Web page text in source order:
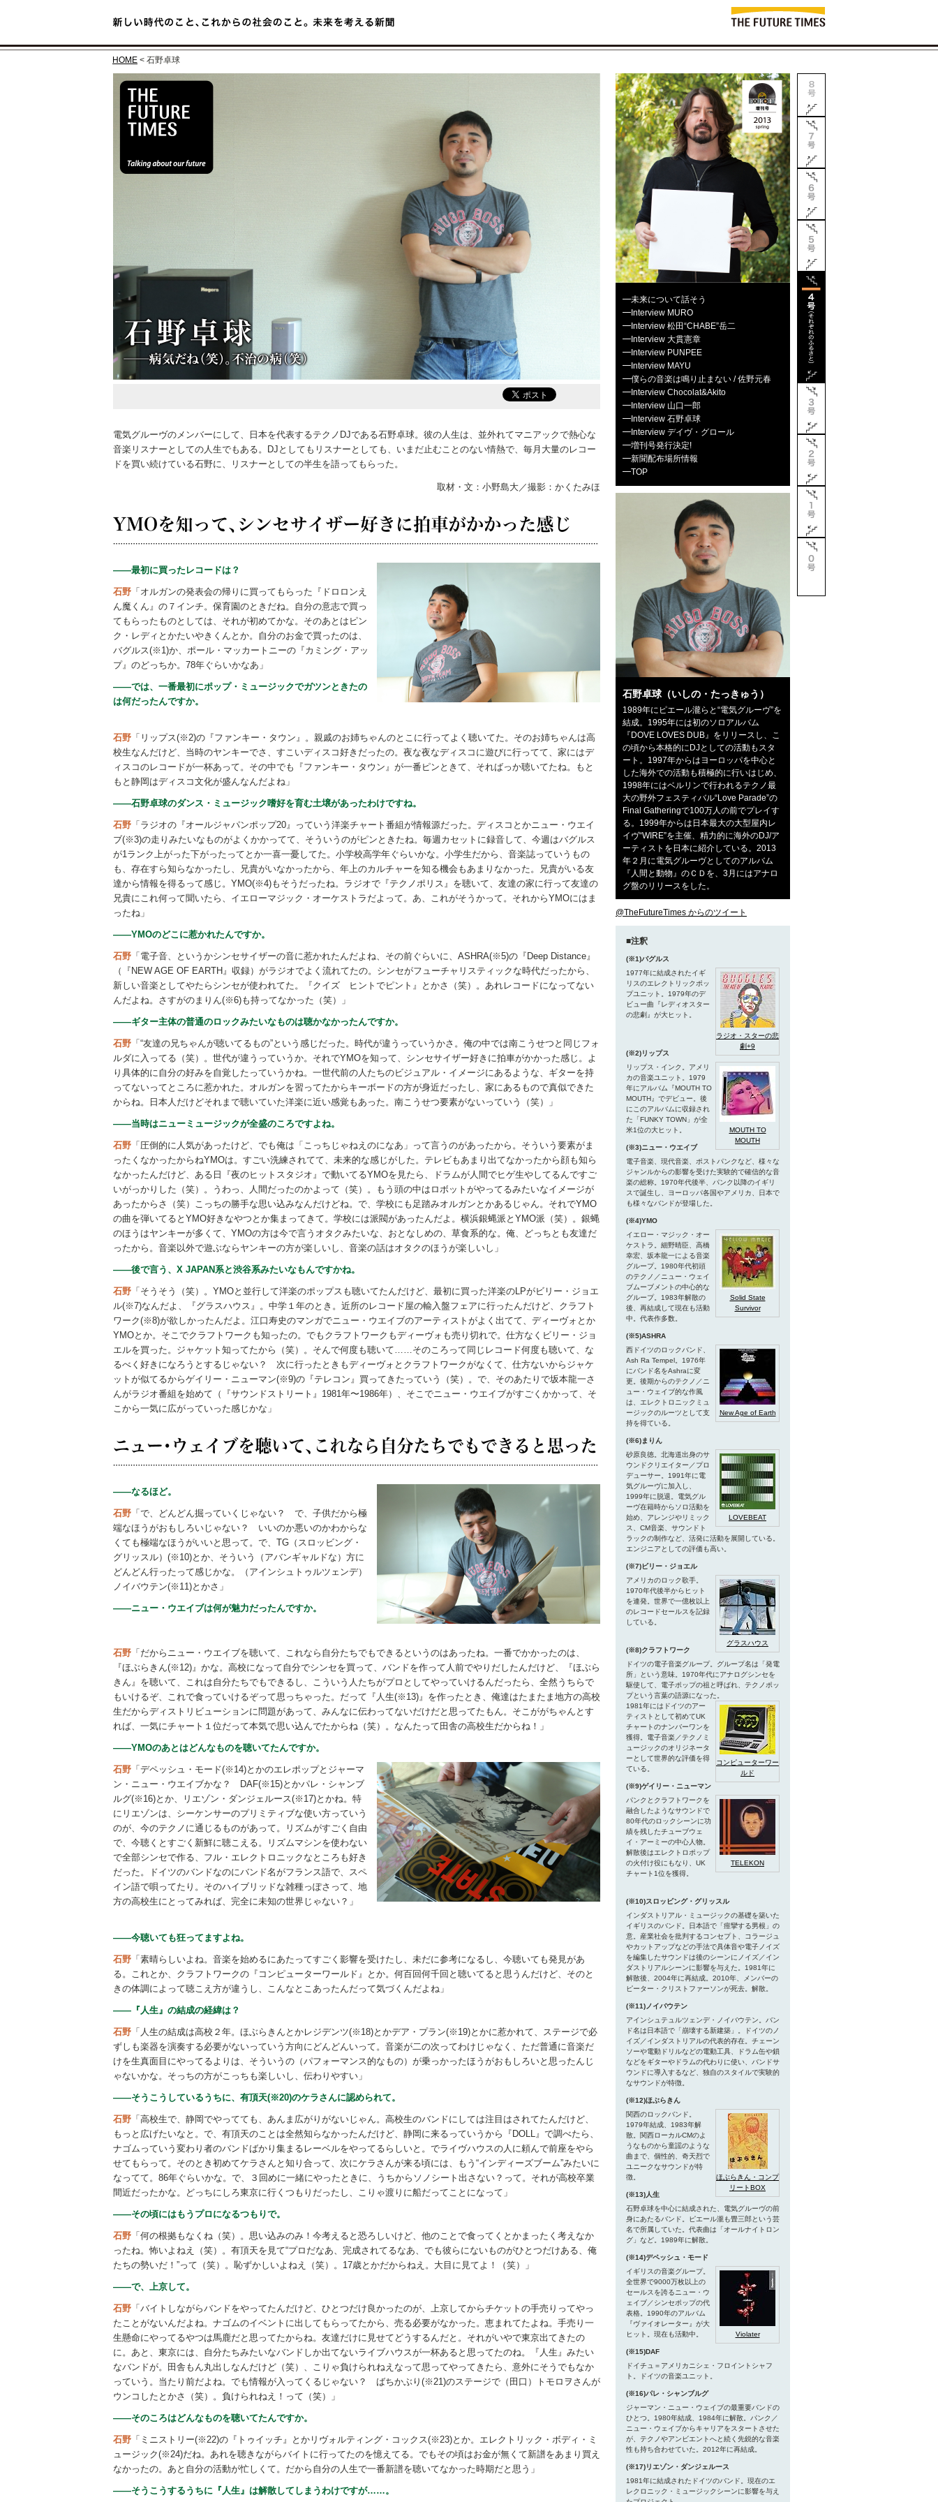
HOME < 石野卓球
電気グルーヴのメンバーにして、日本を代表するテクノDJである石野卓球。彼の人生は、並外れてマニアックで熱心な
音楽リスナーとしての人生でもある。DJとしてもリスナーとしても、いまだ止むことのない情熱で、毎月大量のレコー
ドを買い続けている石野に、リスナーとしての半生を語ってもらった。
取材・文：小野島大／撮影：かくたみほ
――最初に買ったレコードは？
石野 「オルガンの発表会の帰りに買ってもらった『ドロロンえ
ん魔くん』の７インチ。保育園のときだね。自分の意志で買っ
てもらったものとしては、それが初めてかな。そのあとはピン
ク・レディとかたいやきくんとか。自分のお金で買ったのは、
バグルス(※1)か、ポール・マッカートニーの『カミング・アッ
プ』のどっちか。78年ぐらいかなあ」
――では、一番最初にポップ・ミュージックでガツンときたの
は何だったんですか。
石野 「リップス(※2)の『ファンキー・タウン』。親戚のお姉ちゃんのとこに行ってよく聴いてた。そのお姉ちゃんは高
校生なんだけど、当時のヤンキーでさ、すこいディスコ好きだったの。夜な夜なディスコに遊びに行ってて、家にはデ
ィスコのレコードが一杯あって。その中でも『ファンキー・タウン』が一番ピンときて、そればっか聴いてたね。もと
もと静岡はディスコ文化が盛んなんだよね」
――石野卓球のダンス・ミュージック嗜好を育む土壌があったわけですね。
石野 「ラジオの『オールジャパンポップ20』っていう洋楽チャート番組が情報源だった。ディスコとかニュー・ウエイ
ブ(※3)の走りみたいなものがよくかかってて、そういうのがピンときたね。毎週カセットに録音して、今週はバグルス
が1ランク上がった下がったってとか一喜一憂してた。小学校高学年ぐらいかな。小学生だから、音楽誌っていうもの
も、存在すら知らなかったし、兄貴がいなかったから、年上のカルチャーを知る機会もあまりなかった。兄貴がいる友
達から情報を得るって感じ。YMO(※4)もそうだったね。ラジオで『テクノポリス』を聴いて、友達の家に行って友達の
兄貴にこれ何って聞いたら、イエローマジック・オーケストラだよって。あ、これがそうかって。それからYMOにはま
ったね」
――YMOのどこに惹かれたんですか。
石野 「電子音、というかシンセサイザーの音に惹かれたんだよね、その前ぐらいに、ASHRA(※5)の『Deep Distance』
（『NEW AGE OF EARTH』収録）がラジオでよく流れてたの。シンセがフューチャリスティックな時代だったから、
新しい音楽としてやたらシンセが使われてた。『クイズ ヒントでピント』とかさ（笑）。あれレコードになってない
んだよね。さすがのまりん(※6)も持ってなかった（笑）」
――ギター主体の普通のロックみたいなものは聴かなかったんですか。
石野 「“友達の兄ちゃんが聴いてるもの”という感じだった。時代が違うっていうかさ。俺の中では南こうせつと同じフォ
ルダに入ってる（笑）。世代が違うっていうか。それでYMOを知って、シンセサイザー好きに拍車がかかった感じ。よ
り具体的に自分の好みを自覚したっていうかね。一世代前の人たちのビジュアル・イメージにあるような、ギターを持
ってないってところに惹かれた。オルガンを習ってたからキーボードの方が身近だったし、家にあるもので真似できた
からね。日本人だけどそれまで聴いていた洋楽に近い感覚もあった。南こうせつ要素がないっていう（笑）」
――当時はニューミュージックが全盛のころですよね。
石野 「圧倒的に人気があったけど、でも俺は「こっちじゃねえのになあ」って言うのがあったから。そういう要素がま
ったくなかったからねYMOは。すごい洗練されてて、未来的な感じがした。テレビもあまり出てなかったから顔も知ら
なかったんだけど、ある日『夜のヒットスタジオ』で動いてるYMOを見たら、ドラムが人間でヒゲ生やしてるんですご
いがっかりした（笑）。うわっ、人間だったのかよって（笑）。もう頭の中はロボットがやってるみたいなイメージが
あったからさ（笑）こっちの勝手な思い込みなんだけどね。で、学校にも足踏みオルガンとかあるじゃん。それでYMO
の曲を弾いてるとYMO好きなやつとか集まってきて。学校には派閥があったんだよ。横浜銀蝿派とYMO派（笑）。銀蝿
のほうはヤンキーが多くて、YMOの方は今で言うオタクみたいな、おとなしめの、草食系的な。俺、どっちとも友達だ
ったから。音楽以外で遊ぶならヤンキーの方が楽しいし、音楽の話はオタクのほうが楽しいし」
――後で言う、X JAPAN系と渋谷系みたいなもんですかね。
石野 「そうそう（笑）。YMOと並行して洋楽のポップスも聴いてたんだけど、最初に買った洋楽のLPがビリー・ジョエ
ル(※7)なんだよ、『グラスハウス』。中学１年のとき。近所のレコード屋の輸入盤フェアに行ったんだけど、クラフト
ワーク(※8)が欲しかったんだよ。江口寿史のマンガでニュー・ウエイブのアーティストがよく出てて、ディーヴォとか
YMOとか。そこでクラフトワークも知ったの。でもクラフトワークもディーヴォも売り切れで。仕方なくビリー・ジョ
エルを買った。ジャケット知ってたから（笑）。そんで何度も聴いて……そのころって同じレコード何度も聴いて、な
るべく好きになろうとするじゃない？ 次に行ったときもディーヴォとクラフトワークがなくて、仕方ないからジャケ
ットが似てるからゲイリー・ニューマン(※9)の『テレコン』買ってきたっていう（笑）。で、そのあたりで坂本龍一さ
んがラジオ番組を始めて（『サウンドストリート』1981年〜1986年）、そこでニュー・ウエイブがすごくかかって、そ
こから一気に広がっていった感じかな」
――なるほど。
石野 「で、どんどん掘っていくじゃない？ で、子供だから極
端なほうがおもしろいじゃない？ いいのか悪いのかわからな
くても極端なほうがいいと思って。で、TG（スロッビング・
グリッスル）(※10)とか、そういう（アバンギャルドな）方に
どんどん行ったって感じかな。（アインシュトゥルツェンデ）
ノイバウテン(※11)とかさ」
――ニュー・ウエイブは何が魅力だったんですか。
石野 「だからニュー・ウエイブを聴いて、これなら自分たちでもできるというのはあったね。一番でかかったのは、
『ほぶらきん(※12)』かな。高校になって自分でシンセを買って、バンドを作って人前でやりだしたんだけど、『ほぶら
きん』を聴いて、これは自分たちでもできるし、こういう人たちがプロとしてやっていけるんだったら、全然うちらで
もいけるぞ、これで食っていけるぞって思っちゃった。だって『人生(※13)』を作ったとき、俺達はたまたま地方の高校
生だからディストリビューションに問題があって、みんなに伝わってないだけだと思ってたもん。そこががちゃんとす
れば、一気にチャート１位だって本気で思い込んでたからね（笑）。なんたって田舎の高校生だからね！」
――YMOのあとはどんなものを聴いてたんですか。
石野 「デペッシュ・モード(※14)とかのエレポップとジャーマ
ン・ニュー・ウエイブかな？ DAF(※15)とかパレ・シャンブ
ルグ(※16)とか、リエゾン・ダンジェルース(※17)とかね。特
にリエゾンは、シーケンサーのプリミティブな使い方っていう
のが、今のテクノに通じるものがあって。リズムがすごく自由
で、今聴くとすごく新鮮に聴こえる。リズムマシンを使わない
で全部シンセで作る、フル・エレクトロニックなところも好き
だった。ドイツのバンドなのにバンド名がフランス語で、スペ
イン語で唄ってたり。そのハイブリッドな雑種っぽさって、地
方の高校生にとってみれば、完全に未知の世界じゃない？」
――今聴いても狂ってますよね。
石野 「素晴らしいよね。音楽を始めるにあたってすごく影響を受けたし、未だに参考になるし、今聴いても発見があ
る。これとか、クラフトワークの『コンピューターワールド』とか。何百回何千回と聴いてると思うんだけど、そのと
きの体調によって聴こえ方が違うし、こんなとこあったんだって気づくんだよね」
――『人生』の結成の経緯は？
石野 「人生の結成は高校２年。ほぶらきんとかレジデンツ(※18)とかデア・プラン(※19)とかに惹かれて、ステージで必
ずしも楽器を演奏する必要がないっていう方向にどんどんいって。音楽が二の次ってわけじゃなく、ただ普通に音楽だ
けを生真面目にやってるよりは、そういうの（パフォーマンス的なもの）が乗っかったほうがおもしろいと思ったんじ
ゃないかな。そっちの方がこっちも楽しいし、伝わりやすい」
――そうこうしているうちに、有頂天(※20)のケラさんに認められて。
石野 「高校生で、静岡でやってても、あんま広がりがないじゃん。高校生のバンドにしては注目はされてたんだけど、
もっと広げたいなと。で、有頂天のことは全然知らなかったんだけど、静岡に来るっていうから『DOLL』で調べたら、
ナゴムっていう変わり者のバンドばかり集まるレーベルをやってるらしいと。でライヴハウスの人に頼んで前座をやら
せてもらって。そのとき初めてケラさんと知り合って、次にケラさんが来る頃には、もう“インディーズブーム”みたいに
なってて。86年ぐらいかな。で、３回めに一緒にやったときに、うちからソノシート出さない？って。それが高校卒業
間近だったかな。どっちにしろ東京に行くつもりだったし、こりゃ渡りに船だってことになって」
――その頃にはもうプロになるつもりで。
石野 「何の根拠もなくね（笑）。思い込みのみ！今考えると恐ろしいけど、他のことで食ってくとかまったく考えなか
ったね。怖いよねえ（笑）。有頂天を見て“プロだなあ、完成されてるなあ、でも彼らにないものがひとつだけある、俺
たちの勢いだ！”って（笑）。恥ずかしいよねえ（笑）。17歳とかだからねえ。大目に見てよ！（笑）」
――で、上京して。
石野 「バイトしながらバンドをやってたんだけど、ひとつだけ良かったのが、上京してからチケットの手売りってやっ
たことがないんだよね。ナゴムのイベントに出してもらってたから、売る必要がなかった。恵まれてたよね。手売り一
生懸命にやってるやつは馬鹿だと思ってたからね。友達だけに見せてどうするんだと。それがいやで東京出てきたの
に。あと、東京には、自分たちみたいなバンドしか出てないライブハウスが一杯あると思ってたのね。『人生』みたい
なバンドが。田舎もん丸出しなんだけど（笑）、こりゃ負けられねえなって思ってやってきたら、意外にそうでもなか
っていう。当たり前だよね。でも情報が入ってくるじゃない？ ばちかぶり(※21)のステージで（田口）トモロヲさんが
ウンコしたとかさ（笑）。負けられねえ！って（笑）」
――そのころはどんなものを聴いてたんですか。
石野 「ミニストリー(※22)の『トゥイッチ』とかリヴォルティング・コックス(※23)とか。エレクトリック・ボディ・ミ
ュージック(※24)だね。あれを聴きながらバイトに行ってたのを憶えてる。でもその頃はお金が無くて新譜をあまり買え
なかったの。あと自分の活動が忙しくて。だから自分の人生で一番新譜を聴いてなかった時期だと思う」
――そうこうするうちに『人生』は解散してしまうわけですが……。
━未来について話そう
━ Interview MURO
━ Interview 松田“CHABE”岳二
━ Interview 大貫憲章
━ Interview PUNPEE
━ Interview MAYU
━僕らの音楽は鳴り止まない / 佐野元春
━ Interview Chocolat&Akito
━ Interview 山口一郎
━ Interview 石野卓球
━ Interview デイヴ・グロール
━増刊号発行決定!
━新聞配布場所情報
━TOP
石野卓球（いしの・たっきゅう）
1989年にピエール瀧らと“電気グルーヴ”を
結成。1995年には初のソロアルバム
『DOVE LOVES DUB』をリリースし、こ
の頃から本格的にDJとしての活動もスタ
ート。1997年からはヨーロッパを中心と
した海外での活動も積極的に行いはじめ、
1998年にはベルリンで行われるテクノ最
大の野外フェスティバル“Love Parade”の
Final Gatheringで100万人の前でプレイす
る。1999年からは日本最大の大型屋内レ
イヴ“WIRE”を主催、精力的に海外のDJ/ア
ーティストを日本に紹介している。2013
年２月に電気グルーヴとしてのアルバム
『人間と動物』のＣＤを、3月にはアナロ
グ盤のリリースをした。
@TheFutureTimes からのツイート
■注釈
(※1)バグルス
ラジオ・スターの悲
劇+9
1977年に結成されたイギ
リスのエレクトリックポッ
プユニット。1979年のデ
ビュー曲『レディオスター
の悲劇』が大ヒット。
(※2)リップス
MOUTH TO
MOUTH
リップス・インク。アメリ
カの音楽ユニット。1979
年にアルバム『MOUTH TO
MOUTH』でデビュー。後
にこのアルバムに収録され
た「FUNKY TOWN」が全
米1位の大ヒット。
(※3)ニュー・ウエイブ
電子音楽、現代音楽、ポストパンクなど、様々な
ジャンルからの影響を受けた実験的で確信的な音
楽の総称。1970年代後半、パンク以降のイギリ
スで誕生し、ヨーロッパ各国やアメリカ、日本で
も様々なバンドが登場した。
(※4)YMO
Solid State
Survivor
イエロー・マジック・オー
ケストラ。細野晴臣、高橋
幸宏、坂本龍一による音楽
グループ。1980年代初頭
のテクノ／ニュー・ウェイ
ブムーブメントの中心的な
グループ。1983年解散の
後、再結成して現在も活動
中。代表作多数。
(※5)ASHRA
New Age of Earth
西ドイツのロックバンド、
Ash Ra Tempel。1976年
にバンド名をAshraに変
更。後期からのテクノ／ニ
ュー・ウェイブ的な作風
は、エレクトロニックミュ
ージックのルーツとして支
持を得ている。
(※6)まりん
LOVEBEAT
砂原良徳。北海道出身のサ
ウンドクリエイター／プロ
デューサー。1991年に電
気グルーヴに加入し、
1999年に脱退。電気グル
ーヴ在籍時からソロ活動を
始め、アレンジやリミック
ス、CM音楽、サウンドト
ラックの制作など、活発に活動を展開している。
エンジニアとしての評価も高い。
(※7)ビリー・ジョエル
グラスハウス
アメリカのロック歌手。
1970年代後半からヒット
を連発。世界で一億枚以上
のレコードセールスを記録
している。
(※8)クラフトワーク
ドイツの電子音楽グループ。グループ名は「発電
所」という意味。1970年代にアナログシンセを
駆使して、電子ポップの祖と呼ばれ、テクノポッ
プという言葉の語源になった。
コンピューターワー
ルド
1981年にはドイツのアー
ティストとして初めてUK
チャートのナンバーワンを
獲得。電子音楽／テクノミ
ュージックのオリジネータ
ーとして世界的な評価を得
ている。
(※9)ゲイリー・ニューマン
TELEKON
パンクとクラフトワークを
融合したようなサウンドで
80年代のロックシーンに功
績を残したチューブウェ
イ・アーミーの中心人物。
解散後はエレクトロポップ
の火付け役にもなり、UK
チャート1位を獲得。
(※10)スロッビング・グリッスル
インダストリアル・ミュージックの基礎を築いた
イギリスのバンド。日本語で「痙攣する男根」の
意。産業社会を批判するコンセプト、コラージュ
やカットアップなどの手法で具体音や電子ノイズ
を編集したサウンドは後のシーンにノイズ／イン
ダストリアルシーンに影響を与えた。1981年に
解散後、2004年に再結成。2010年、メンバーの
ピーター・クリストファーソンが死去。解散。
(※11)ノイバウテン
アインシュテュルツェンデ・ノイバウテン。バン
ド名は日本語で「崩壊する新建築」。ドイツのノ
イズ／インダストリアルの代表的存在。チェーン
ソーや電動ドリルなどの電動工具、ドラム缶や鎖
などをギターやドラムの代わりに使い、バンドサ
ウンドに導入するなど、独自のスタイルで実験的
なサウンドが特徴。
(※12)ほぶらきん
ほぶらきん・コンプ
リートBOX
関西のロックバンド。
1979年結成、1983年解
散。関西ローカルCMのよ
うなものから童謡のような
曲まで、個性的、奇天烈で
ユニークなサウンドが特
徴。
(※13)人生
石野卓球を中心に結成された、電気グルーヴの前
身にあたるバンド。ピエール瀧も畳三郎という芸
名で所属していた。代表曲は「オールナイトロン
グ」など。1989年に解散。
(※14)デペッシュ・モード
Violater
イギリスの音楽グループ。
全世界で9000万枚以上の
セールスを誇るニュー・ウ
ェイブ／シンセポップの代
表格。1990年のアルバム
『ヴァイオレーター』が大
ヒット。現在も活動中。
(※15)DAF
ドイチュ＝アメリカニシェ・フロイントシャフ
ト。ドイツの音楽ユニット。
(※16)パレ・シャンブルグ
ジャーマン・ニュー・ウェイブの最重要バンドの
ひとつ。1980年結成、1984年に解散。パンク／
ニュー・ウェイブからキャリアをスタートさせた
が、テクノやアンビエントへと続く先鋭的な音楽
性も持ち合わせていた。2012年に再結成。
(※17)リエゾン・ダンジェルース
1981年に結成されたドイツのバンド。現在のエ
レクロニック・ミュージックシーンに影響を与え